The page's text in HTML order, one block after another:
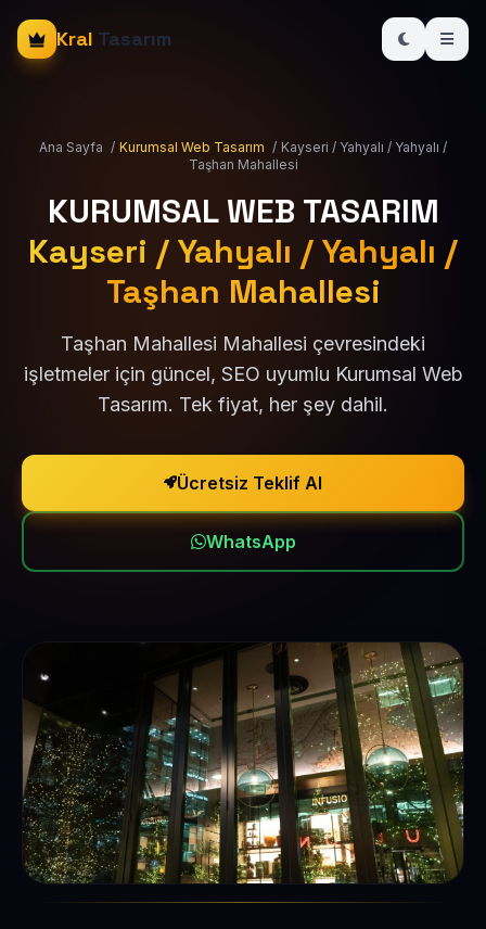
Kral Tasarım
Ana Sayfa / Kurumsal Web Tasarım / Kayseri / Yahyalı / Yahyalı /
Taşhan Mahallesi
KURUMSAL WEB TASARIM
Kayseri / Yahyalı / Yahyalı /
Taşhan Mahallesi
Taşhan Mahallesi Mahallesi çevresindeki
işletmeler için güncel, SEO uyumlu Kurumsal Web
Tasarım. Tek fiyat, her şey dahil.
Ücretsiz Teklif Al
WhatsApp